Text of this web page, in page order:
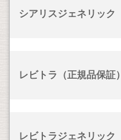
シアリスジェネリック
レビトラ（正規品保証）
レビトラジェネリック